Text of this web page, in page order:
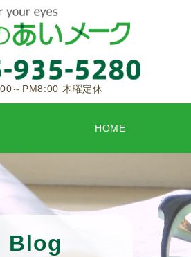
～PM8:00 木曜定休
HOME
Blog